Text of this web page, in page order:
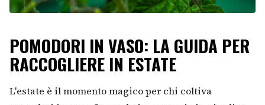
POMODORI IN VASO: LA GUIDA PER
RACCOGLIERE IN ESTATE
L'estate è il momento magico per chi coltiva